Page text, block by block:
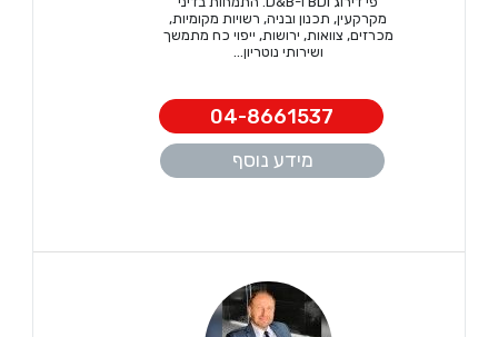
מקרקעין, תכנון ובניה, רשויות מקומיות,
מכרזים, צוואות, ירושות, ייפוי כח מתמשך
ושירותי נוטריון...
04-8661537
מידע נוסף